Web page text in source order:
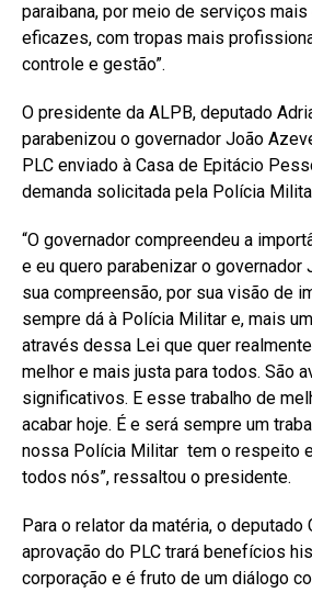
paraibana, por meio de serviços
eficazes, com tropas mais
controle e gestão”.
O presidente da ALPB, deputado
parabenizou o governador João
PLC enviado à Casa de Epitácio
demanda solicitada pela Polícia
“O governador compreendeu a
e eu quero parabenizar o governador
sua compreensão, por sua visão de
sempre dá à Polícia Militar e, mais
através dessa Lei que quer
melhor e mais justa para todos. São
significativos. E esse trabalho de
acabar hoje. É e será sempre um
nossa Polícia Militar tem o respeito
todos nós”, ressaltou o presidente.
Para o relator da matéria, o deputado
aprovação do PLC trará benefícios
corporação e é fruto de um diálogo